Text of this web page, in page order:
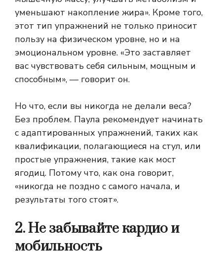
уменьшают накопление жира». Кроме того,
этот тип упражнений не только приносит
пользу на физическом уровне, но и на
эмоциональном уровне. «Это заставляет
вас чувствовать себя сильным, мощным и
способным», — говорит он.
Но что, если вы никогда не делали веса?
Без проблем. Паула рекомендует начинать
с адаптированных упражнений, таких как
квалификации, полагающиеся на стул, или
простые упражнения, такие как мост
ягодиц. Потому что, как она говорит,
«никогда не поздно с самого начала, и
результаты того стоят».
2. Не забывайте кардио и
мобильность